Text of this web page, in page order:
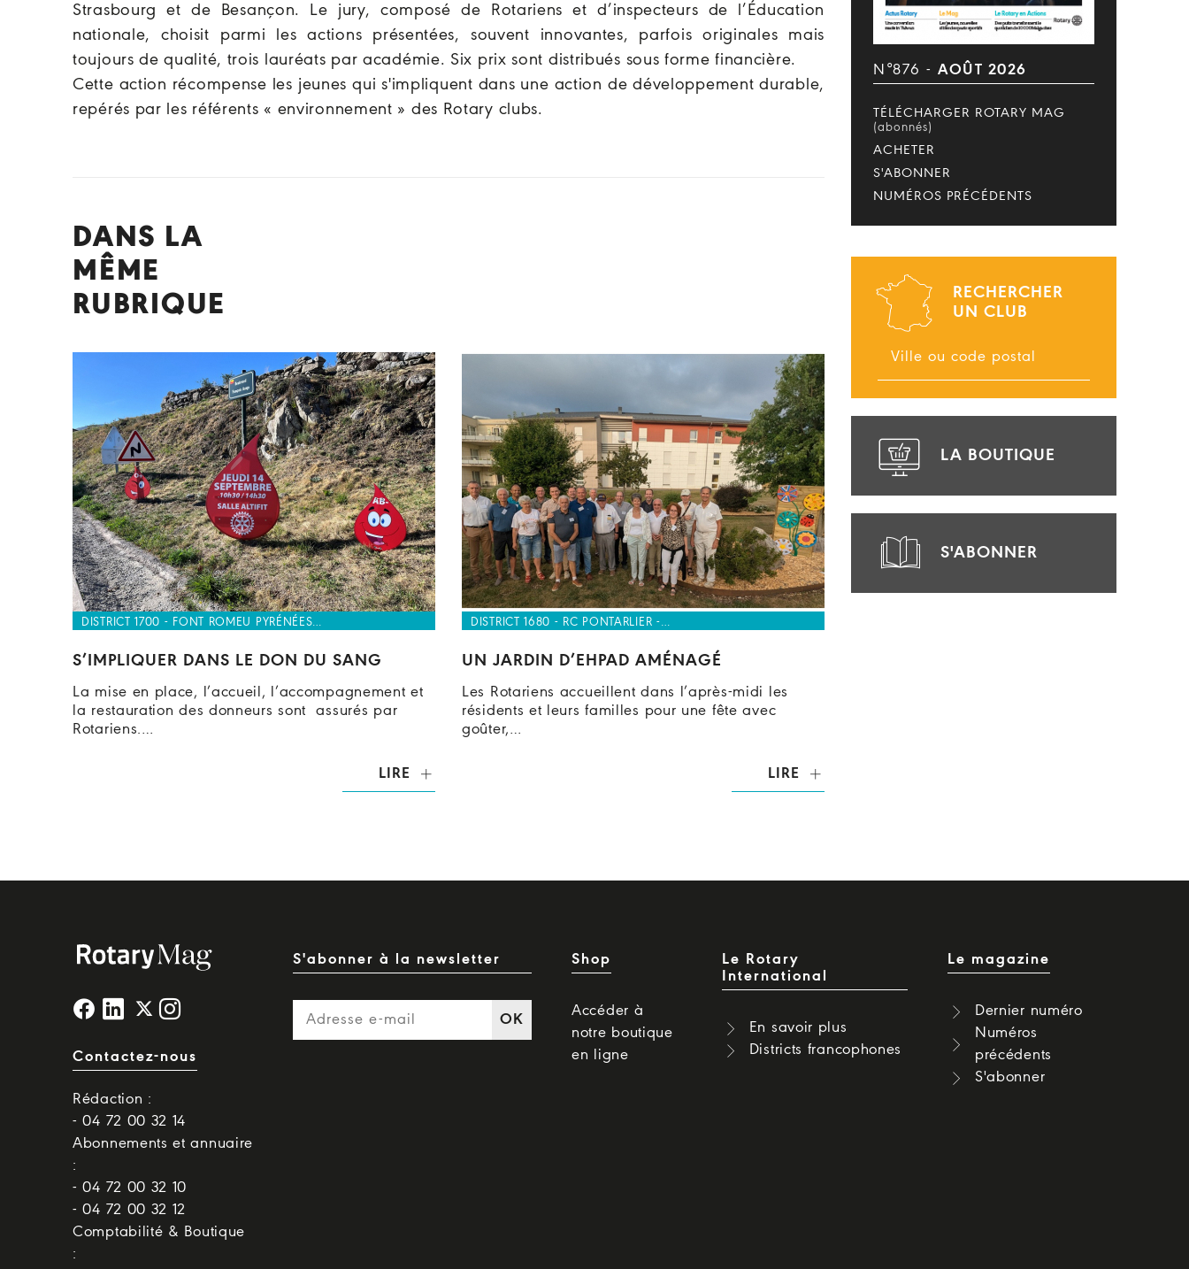
Strasbourg et de Besançon. Le jury, composé de Rotariens et d’inspecteurs de l’Éducation
nationale, choisit parmi les actions présentées, souvent innovantes, parfois originales mais
toujours de qualité, trois lauréats par académie. Six prix sont distribués sous forme financière.
Cette action récompense les jeunes qui s'impliquent dans une action de développement durable,
repérés par les référents « environnement » des Rotary clubs.
DANS LA
MÊME
RUBRIQUE
DISTRICT 1700 - FONT ROMEU PYRÉNÉES…
S’IMPLIQUER DANS LE DON DU SANG
La mise en place, l’accueil, l’accompagnement et
la restauration des donneurs sont assurés par
Rotariens.…
LIRE
DISTRICT 1680 - RC PONTARLIER -…
UN JARDIN D’EHPAD AMÉNAGÉ
Les Rotariens accueillent dans l’après-midi les
résidents et leurs familles pour une fête avec
goûter,…
LIRE
N°876 - AOÛT 2026
TÉLÉCHARGER ROTARY MAG
(abonnés)
ACHETER
S'ABONNER
NUMÉROS PRÉCÉDENTS
RECHERCHER
UN CLUB
LA BOUTIQUE
S'ABONNER
Contactez-nous
Rédaction :
- 04 72 00 32 14
Abonnements et annuaire
:
- 04 72 00 32 10
- 04 72 00 32 12
Comptabilité & Boutique
:
S'abonner à la newsletter
OK
Shop
Accéder à
notre boutique
en ligne
Le Rotary
International
En savoir plus
Districts francophones
Le magazine
Dernier numéro
Numéros
précédents
S'abonner